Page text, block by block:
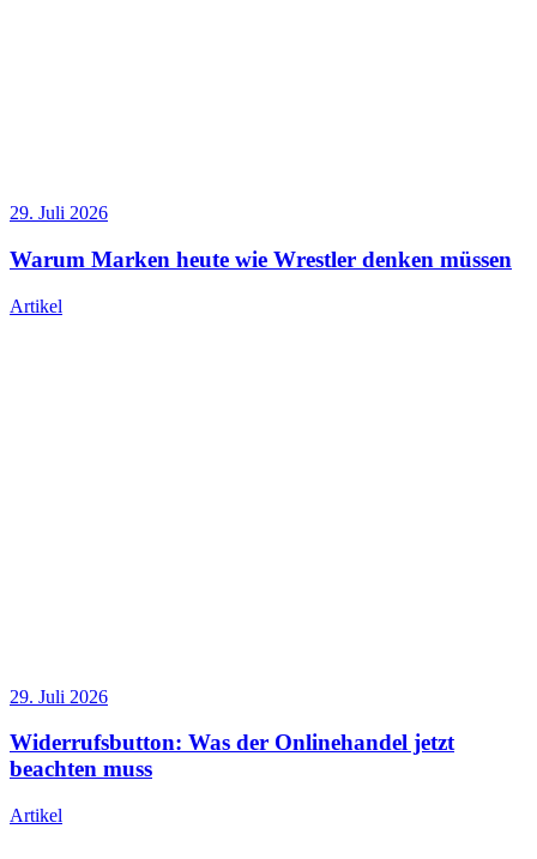
29. Juli 2026
Warum Marken heute wie Wrestler denken müssen
Artikel
29. Juli 2026
Widerrufsbutton: Was der Onlinehandel jetzt
beachten muss
Artikel